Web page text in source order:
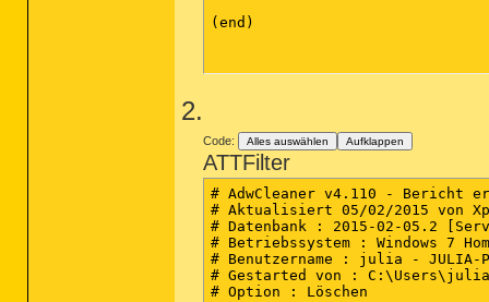
(end)
2.
Code: Alles auswählen Aufklappen
ATTFilter
# AdwCleaner v4.110 - Bericht
# Aktualisiert 05/02/2015 von
# Datenbank : 2015-02-05.2
# Betriebssystem : Windows 7
# Benutzername : julia - JULIA-
# Gestarted von :
# Option : Löschen